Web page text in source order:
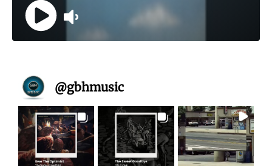
@gbhmusic